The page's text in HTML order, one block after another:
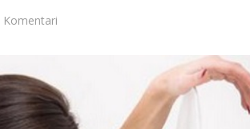
Komentari